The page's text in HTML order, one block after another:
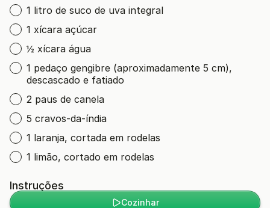
1 litro de suco de uva integral
1 xícara açúcar
½ xícara água
1 pedaço gengibre (aproximadamente 5 cm),
descascado e fatiado
2 paus de canela
5 cravos-da-índia
1 laranja, cortada em rodelas
1 limão, cortado em rodelas
Instruções
Cozinhar